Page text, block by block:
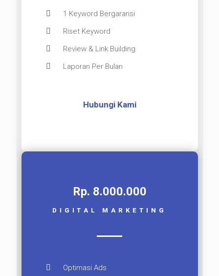
1 Keyword Bergaransi
Riset Keyword
Review & Link Building
Laporan Per Bulan
Hubungi Kami
Rp. 8.000.000​
DIGITAL MARKETING
Optimasi Ads